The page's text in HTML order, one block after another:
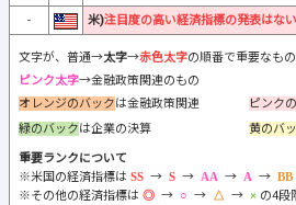
-
米)注目度の高い経済指標の発表はない
文字が、普通→太字→赤色太字の順番で重要なもの
ピンク太字→金融政策関連のもの
オレンジのバックは金融政策関連 ピンク
緑のバックは企業の決算 黄のバ
重要ランクについて
※米国の経済指標は
→ → → →
※その他の経済指標は
→ → →
の4段